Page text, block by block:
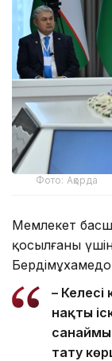
Фото: Ақорда
Мемлекет
қосылғаны
– Келесі
нақты
тату